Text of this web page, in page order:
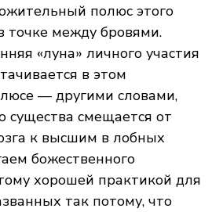
полюс этого
точке между бровями.
«луна» личного участия
в этом
— другими словами,
существа смещается от
к высшим в лобных
божественного
хорошей практикой для
так потому, что